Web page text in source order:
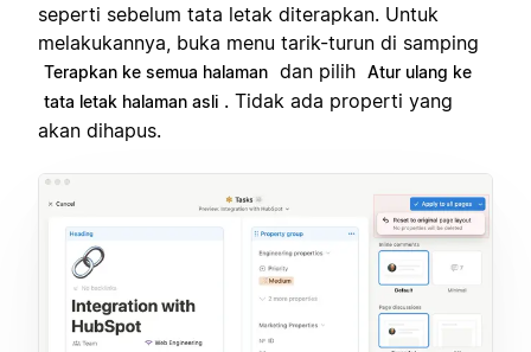
seperti sebelum tata letak diterapkan. Untuk
melakukannya, buka menu tarik-turun di samping
Terapkan ke semua halaman dan pilih Atur ulang ke
tata letak halaman asli . Tidak ada properti yang
akan dihapus.